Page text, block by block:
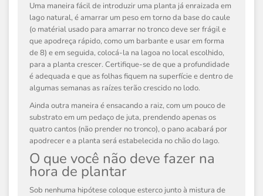
Uma maneira fácil de introduzir uma planta já enraizada em
lago natural, é amarrar um peso em torno da base do caule
(o matérial usado para amarrar no tronco deve ser frágil e
que apodreça rápido, como um barbante e usar em forma
de 8) e em seguida, colocá-la na lagoa no local escolhido,
para a planta crescer. Certifique-se de que a profundidade
é adequada e que as folhas fiquem na superfície e dentro de
algumas semanas as raízes terão crescido no lodo.
Ainda outra maneira é ensacando a raiz, com um pouco de
substrato em um pedaço de juta, prendendo apenas os
quatro cantos (não prender no tronco), o pano acabará por
apodrecer e a planta será estabelecida no chão do lago.
O que você não deve fazer na
hora de plantar
Sob nenhuma hipótese coloque esterco junto à mistura de